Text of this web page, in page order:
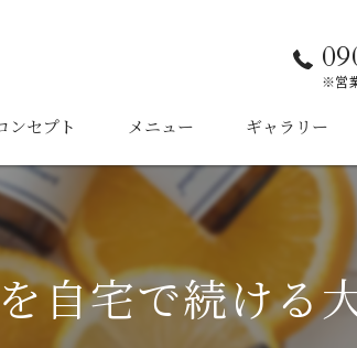
※営
ンセプト メニュー ギャラリー
自宅で続ける